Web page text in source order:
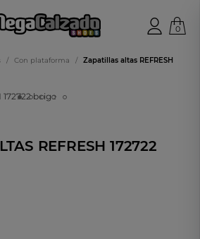
online
0
/ Con plataforma /
Zapatillas altas REFRESH
REFRESH 172722